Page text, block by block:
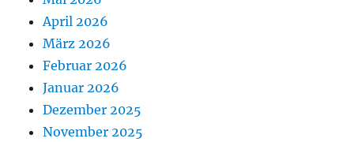
April 2026
März 2026
Februar 2026
Januar 2026
Dezember 2025
November 2025